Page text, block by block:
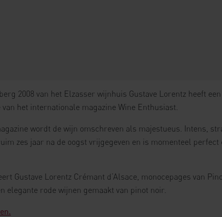
2008 van het Elzasser wijnhuis Gustave Lorentz heeft
het internationale magazine Wine Enthusiast.
wordt de wijn omschreven als majestueus. Intens,
zes jaar na de oogst vrijgegeven en is momenteel perfect
Gustave Lorentz Crémant d’Alsace, monocepages van
elegante rode wijnen gemaakt van pinot noir.